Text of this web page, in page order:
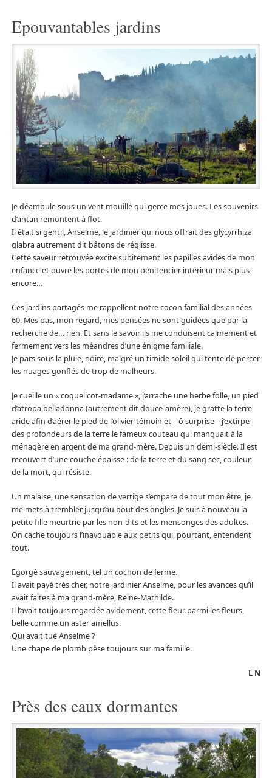
Epouvantables jardins
Je déambule sous un vent mouillé qui gerce mes joues. Les souvenirs
d’antan remontent à flot.
Il était si gentil, Anselme, le jardinier qui nous offrait des glycyrrhiza
glabra autrement dit bâtons de réglisse.
Cette saveur retrouvée excite subitement les papilles avides de mon
enfance et ouvre les portes de mon pénitencier intérieur mais plus
encore…
Ces jardins partagés me rappellent notre cocon familial des années
60. Mes pas, mon regard, mes pensées ne sont guidées que par la
recherche de… rien. Et sans le savoir ils me conduisent calmement et
fermement vers les méandres d’une énigme familiale.
Je pars sous la pluie, noire, malgré un timide soleil qui tente de percer
les nuages gonflés de trop de malheurs.
Je cueille un « coquelicot-madame », j’arrache une herbe folle, un pied
d’atropa belladonna (autrement dit douce-amère), je gratte la terre
aride afin d’aérer le pied de l’olivier-témoin et – ô surprise – j’extirpe
des profondeurs de la terre le fameux couteau qui manquait à la
ménagère en argent de ma grand-mère. Depuis un demi-siècle. Il est
recouvert d’une couche épaisse : de la terre et du sang sec, couleur
de la mort, qui résiste.
Un malaise, une sensation de vertige s’empare de tout mon être, je
me mets à trembler jusqu’au bout des ongles. Je suis à nouveau la
petite fille meurtrie par les non-dits et les mensonges des adultes.
On cache toujours l’inavouable aux petits qui, pourtant, entendent
tout.
Egorgé sauvagement, tel un cochon de ferme.
Il avait payé très cher, notre jardinier Anselme, pour les avances qu’il
avait faites à ma grand-mère, Reine-Mathilde.
Il l’avait toujours regardée avidement, cette fleur parmi les fleurs,
belle comme un aster amellus.
Qui avait tué Anselme ?
Une chape de plomb pèse toujours sur ma famille.
L N
Près des eaux dormantes